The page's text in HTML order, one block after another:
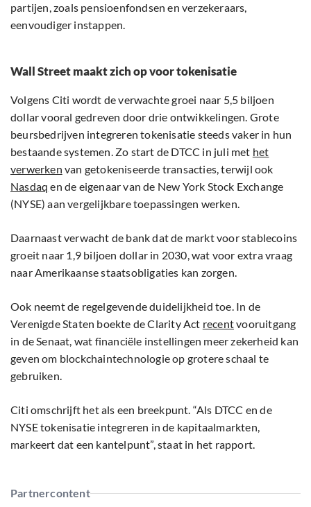
partijen, zoals pensioenfondsen en verzekeraars,
eenvoudiger instappen.
Wall Street maakt zich op voor tokenisatie
Volgens Citi wordt de verwachte groei naar 5,5 biljoen
dollar vooral gedreven door drie ontwikkelingen. Grote
beursbedrijven integreren tokenisatie steeds vaker in hun
bestaande systemen. Zo start de DTCC in juli met het
verwerken van getokeniseerde transacties, terwijl ook
Nasdaq en de eigenaar van de New York Stock Exchange
(NYSE) aan vergelijkbare toepassingen werken.
Daarnaast verwacht de bank dat de markt voor stablecoins
groeit naar 1,9 biljoen dollar in 2030, wat voor extra vraag
naar Amerikaanse staatsobligaties kan zorgen.
Ook neemt de regelgevende duidelijkheid toe. In de
Verenigde Staten boekte de Clarity Act recentvooruitgang
in de Senaat, wat financiële instellingen meer zekerheid kan
geven om blockchaintechnologie op grotere schaal te
gebruiken.
Citi omschrijft het als een breekpunt. “Als DTCC en de
NYSE tokenisatie integreren in de kapitaalmarkten,
markeert dat een kantelpunt”, staat in het rapport.
Partnercontent